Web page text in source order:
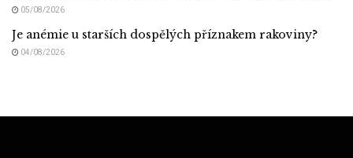
05/08/2026
Je anémie u starších dospělých příznakem rakoviny?
04/08/2026